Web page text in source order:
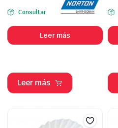
Consultar
Leer más
Leer más